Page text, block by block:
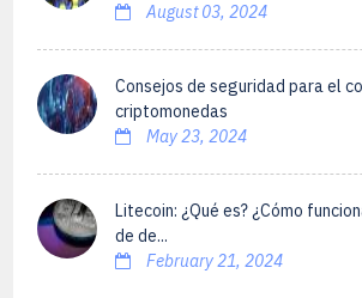
August 03, 2024
Consejos de seguridad para el
criptomonedas
May 23, 2024
Litecoin: ¿Qué es? ¿Cómo
de de...
February 21, 2024